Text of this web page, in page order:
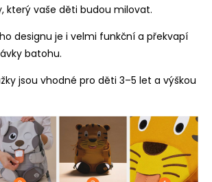
který vaše děti budou milovat.
designu je i velmi funkční a překvapí
batohu.
jsou vhodné pro děti 3–5 let a výškou